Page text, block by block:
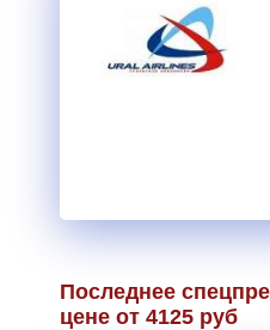
Последнее
цене от 4125 руб